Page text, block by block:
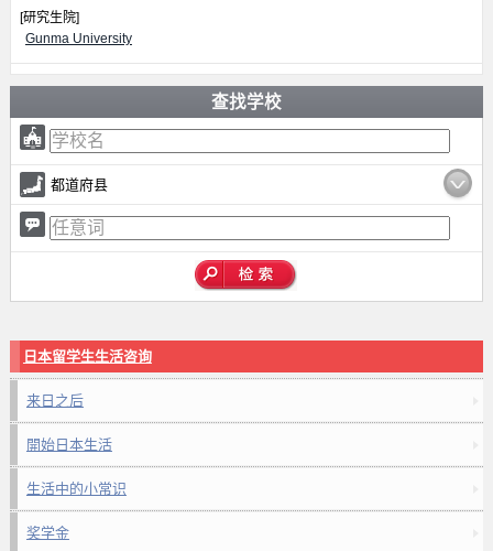
[研究生院]
Gunma University
查找学校
都道府县
日本留学生生活咨询
来日之后
開始日本生活
生活中的小常识
奖学金